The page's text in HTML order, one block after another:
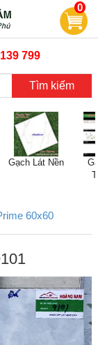
0
799
Tìm kiếm
Gạch Lát Nền
60x60